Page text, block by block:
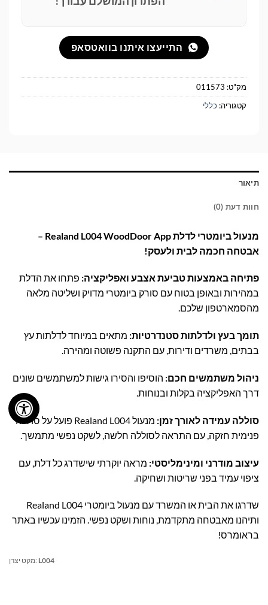
התייעצו איתנו בוואטסאפ
מק"ט: 011573
קטגוריה: כללי
תיאור
חוות דעת (0)
מנעול ביומטרי לדלת Realand L004 WoodDoor App –
אבטחה חכמה לבית ולעסק!
פתיחה באמצעות טביעת אצבע ואפליקציה: פתחו את הדלת
במהירות ובאופן בטוח עם סורק ביומטרי מדויק ושליטה מלאה
מהסמארטפון שלכם.
תומך בעץ ולדלתות סטנדרטיות: מתאים במיוחד לדלתות עץ
בבתים, משרדים ודירות, עם התקנה פשוטה ומהירה.
ניהול משתמשים חכם: הוסיפו והסירו גישות למשתמשים שונים
דרך האפליקציה בקלות ובנוחות.
סוללה עמידה לאורך זמן:
מנעול Realand L004 פועל על סוללה
פנימית חזקה, עם התראה לסוללה חלשה, לשקט נפשי מתמשך.
עיצוב מודרני ומינימליסטי: מראה יוקרתי שישדרג כל דלת, עם
ציפוי עמיד בפני שריטות ושחיקה.
שדרגו את הבית או המשרד עם מנעול ביומטרי Realand L004
ותיהנו מאבטחה מתקדמת, נוחות ושקט נפשי. הזמינו עכשיו באתר
בראומרס!
מקט יצרן: L004